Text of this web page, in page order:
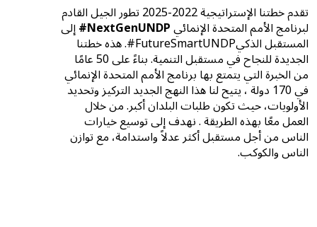
تقدم خطتنا الإستراتيجية 2022-2025 تطور الجيل القادم
لبرنامج الأمم المتحدة الإنمائيNextGenUNDP# إلى
المستقبل الذكيFutureSmartUNDP#. هذه خطتنا
الجديدة للنجاح في مستقبل التنمية. بناءً على 50 عامًا
من الخبرة التي يتمتع بها برنامج الأمم المتحدة الإنمائي
في 170 دولة ، يتيح لنا هذا النهج الجديد التركيز وتحديد
الأولويات، حيث تكون طلبات البلدان أكبر. من خلال
العمل معًا بهذه الطريقة . نهدف إلى توسيع خيارات
الناس من أجل مستقبل أكثر عدلاً واستدامة، مع توازن
الناس والكوكب.